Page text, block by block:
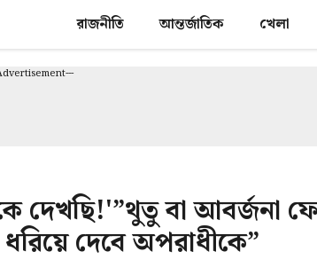
রাজনীতি আন্তর্জাতিক খেলা
দেখছি!'”থুতু বা আবর্জনা
ধরিয়ে দেবে অপরাধীকে”